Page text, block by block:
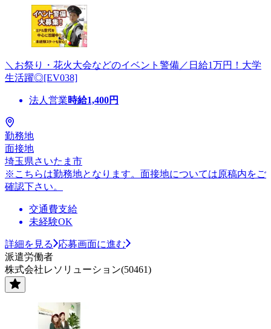
＼お祭り・花火大会などのイベント警備／日給1万円！大学
生活躍◎[EV038]
法人営業時給1,400円
勤務地
面接地
埼玉県さいたま市
※こちらは勤務地となります。面接地については原稿内をご
確認下さい。
交通費支給
未経験OK
詳細を見る
応募画面に進む
派遣労働者
株式会社レソリューション(50461)